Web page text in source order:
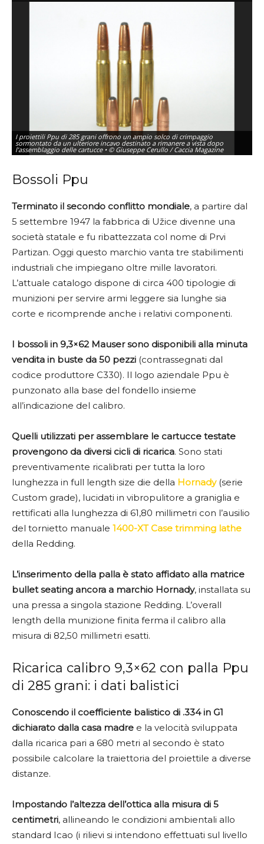
I proiettili Ppu di 285 grani offrono un ampio solco di crimpaggio
sormontato da un ulteriore incavo destinato a rimanere a vista dopo
l’assemblaggio delle cartucce • © Giuseppe Cerullo / Caccia Magazine
Bossoli Ppu
Terminato il secondo conflitto mondiale, a partire dal
5 settembre 1947 la fabbrica di Užice divenne una
società statale e fu ribattezzata col nome di Prvi
Partizan. Oggi questo marchio vanta tre stabilimenti
industriali che impiegano oltre mille lavoratori.
L’attuale catalogo dispone di circa 400 tipologie di
munizioni per servire armi leggere sia lunghe sia
corte e ricomprende anche i relativi componenti.
I bossoli in 9,3×62 Mauser sono disponibili alla minuta
vendita in buste da 50 pezzi (contrassegnati dal
codice produttore C330). Il logo aziendale Ppu è
punzonato alla base del fondello insieme
all’indicazione del calibro.
Quelli utilizzati per assemblare le cartucce testate
provengono da diversi cicli di ricarica. Sono stati
preventivamente ricalibrati per tutta la loro
lunghezza in full length size die della Hornady(serie
Custom grade), lucidati in vibropulitore a graniglia e
rettificati alla lunghezza di 61,80 millimetri con l’ausilio
del tornietto manuale 1400-XT Case trimming lathe
della Redding.
L’inserimento della palla è stato affidato alla matrice
bullet seating ancora a marchio Hornady, installata su
una pressa a singola stazione Redding. L’overall
length della munizione finita ferma il calibro alla
misura di 82,50 millimetri esatti.
Ricarica calibro 9,3×62 con palla Ppu
di 285 grani: i dati balistici
Conoscendo il coefficiente balistico di .334 in G1
dichiarato dalla casa madre e la velocità sviluppata
dalla ricarica pari a 680 metri al secondo è stato
possibile calcolare la traiettoria del proiettile a diverse
distanze.
Impostando l’altezza dell’ottica alla misura di 5
centimetri, allineando le condizioni ambientali allo
standard Icao (i rilievi si intendono effettuati sul livello